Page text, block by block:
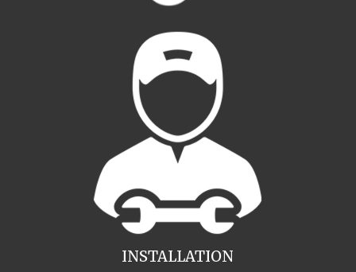
INSTALLATION